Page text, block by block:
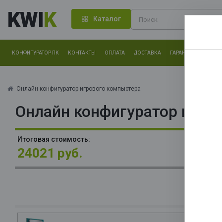
KWIK Каталог
КОНФИГУРАТОР ПК КОНТАКТЫ ОПЛАТА ДОСТАВКА ГАРАНТИЯ
Онлайн конфигуратор игрового компьютера
Онлайн конфигуратор
Итоговая стоимость:
24021 руб.